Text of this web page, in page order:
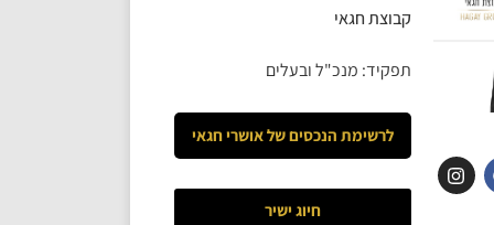
קבוצת חגאי
תפקיד: מנכ"ל ובעלים
לרשימת הנכסים שלאושרי חגאי
חיוג ישיר